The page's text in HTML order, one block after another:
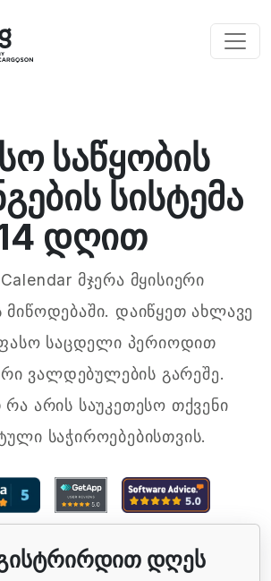
საწყობის
სისტემა
დღით
მჯერა მყისიერი
დაიწყეთ ახლავე
საცდელი პერიოდით
ვალდებულების გარეშე.
რა არის საუკეთესო თქვენი
საჭიროებებისთვის.
დღეს